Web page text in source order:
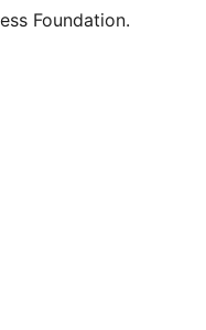
Foundation.